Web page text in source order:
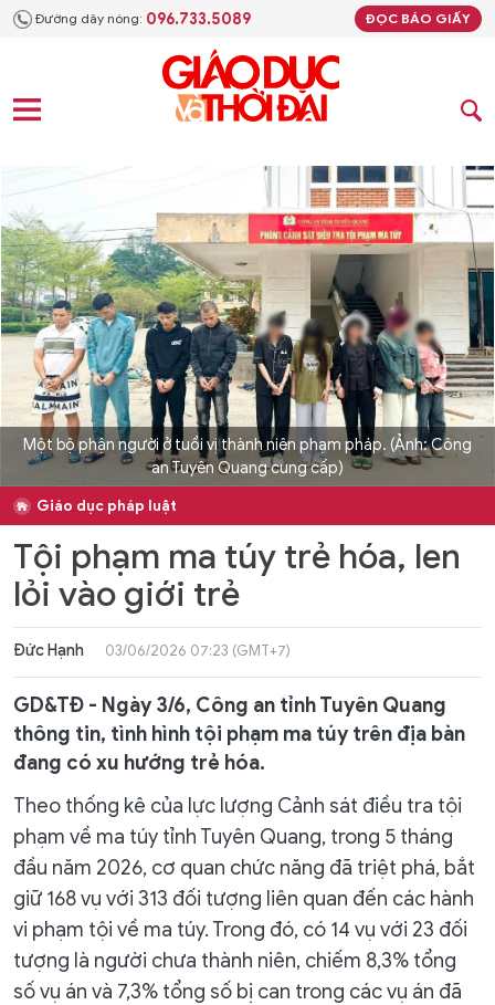
Đường dây nóng: 096.733.5089 ĐỌC BÁO GIẤY
Một bộ phận người ở tuổi vị thành niên phạm pháp. (Ảnh: Công
an Tuyên Quang cung cấp)
Giáo dục pháp luật
Tội phạm ma túy trẻ hóa, len
lỏi vào giới trẻ
Đức Hạnh 03/06/2026 07:23 (GMT+7)
GD&TĐ - Ngày 3/6, Công an tỉnh Tuyên Quang
thông tin, tình hình tội phạm ma túy trên địa bàn
đang có xu hướng trẻ hóa.
Theo thống kê của lực lượng Cảnh sát điều tra tội
phạm về ma túy tỉnh Tuyên Quang, trong 5 tháng
đầu năm 2026, cơ quan chức năng đã triệt phá, bắt
giữ 168 vụ với 313 đối tượng liên quan đến các hành
vi phạm tội về ma túy. Trong đó, có 14 vụ với 23 đối
tượng là người chưa thành niên, chiếm 8,3% tổng
số vụ án và 7,3% tổng số bị can trong các vụ án đã